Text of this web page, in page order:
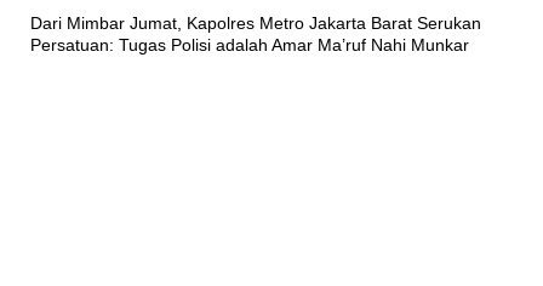
Dari Mimbar Jumat, Kapolres Metro Jakarta Barat Serukan
Persatuan: Tugas Polisi adalah Amar Ma’ruf Nahi Munkar